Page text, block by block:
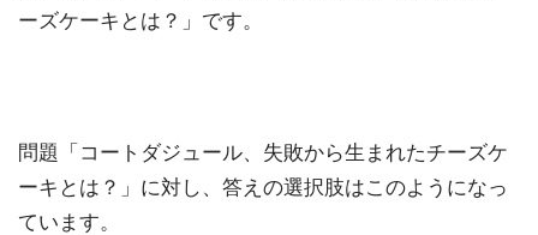
ーズケーキとは？」です。
問題「コートダジュール、失敗から生まれたチーズケ
ーキとは？」に対し、答えの選択肢はこのようになっ
ています。